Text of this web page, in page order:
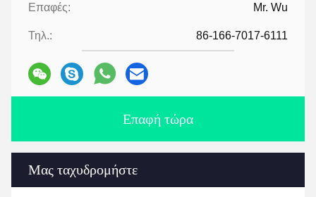
Επαφές: Mr. Wu
Τηλ.: 86-166-7017-6111
Επαφή τώρα
Μας ταχυδρομήστε